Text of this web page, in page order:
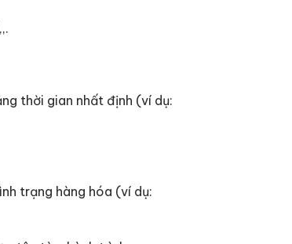
thời gian nhất định (ví dụ:
trạng hàng hóa (ví dụ: